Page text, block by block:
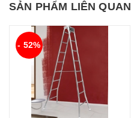
SẢN PHẨM LIÊN QUAN
- 52%